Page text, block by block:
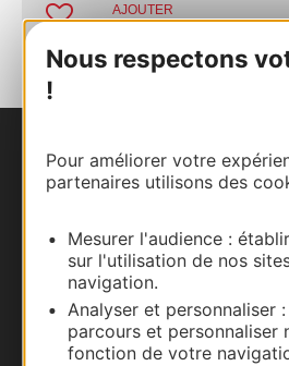
Nous respectons
!
Pour améliorer votre
partenaires utilisons des
Mesurer l'audience :
sur l'utilisation de nos
navigation.
Analyser et personnaliser
parcours et personnaliser
fonction de votre
AJOUTER
AU CARNET
Nous contacter
Documentation